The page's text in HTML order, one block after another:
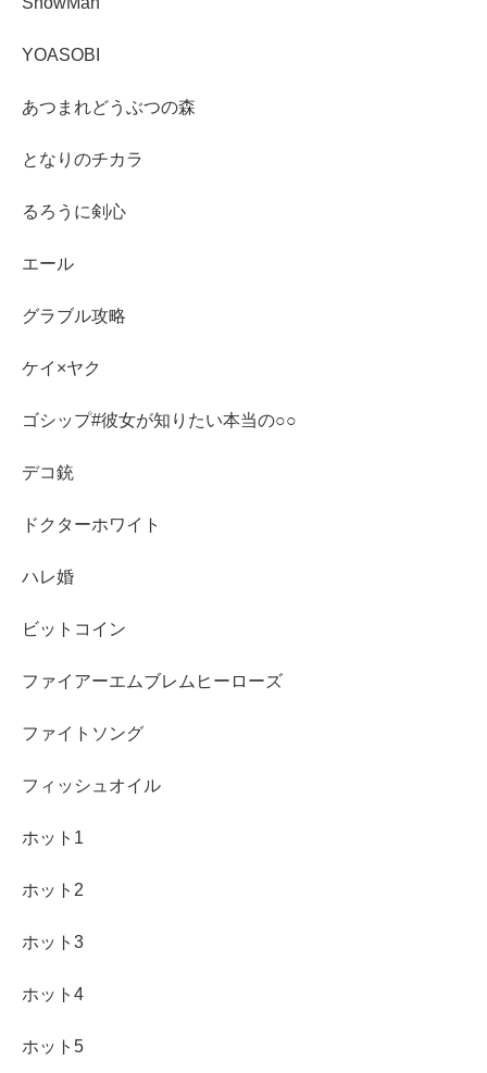
YOASOBI
あつまれどうぶつの森
となりのチカラ
るろうに剣心
エール
グラブル攻略
ケイ×ヤク
ゴシップ#彼女が知りたい本当の○○
デコ銃
ドクターホワイト
ハレ婚
ビットコイン
ファイアーエムブレムヒーローズ
ファイトソング
フィッシュオイル
ホット1
ホット2
ホット3
ホット4
ホット5